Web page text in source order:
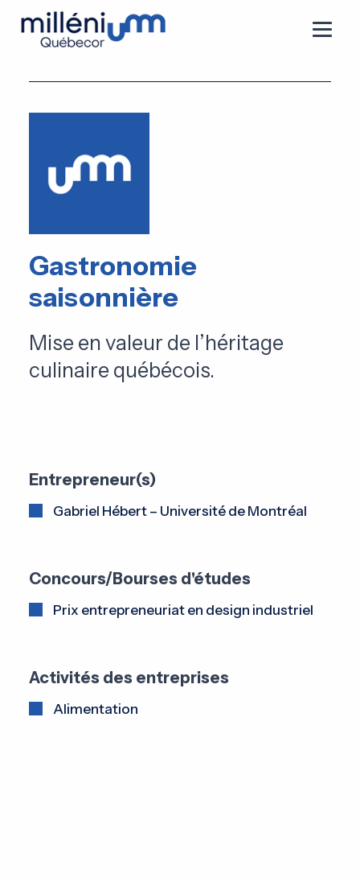
Gastronomie
saisonnière
Mise en valeur de l’héritage
culinaire québécois.
Entrepreneur(s)
Gabriel Hébert – Université de Montréal
Concours/Bourses d'études
Prix entrepreneuriat en design industriel
Activités des entreprises
Alimentation